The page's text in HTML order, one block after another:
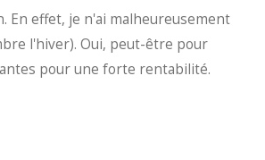
En effet, je n'ai malheureusement
l'hiver). Oui, peut-être pour
pour une forte rentabilité.